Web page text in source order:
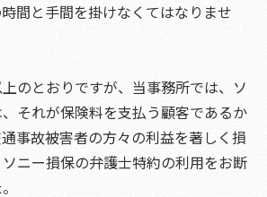
間と手間を掛けなくてはなりませ
のとおりですが、当事務所では、ソ
それが保険料を支払う顧客であるか
事故被害者の方々の利益を著しく損
ニー損保の弁護士特約の利用をお断